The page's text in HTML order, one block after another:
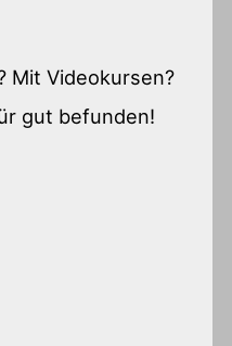
Mit Videokursen?
gut befunden!